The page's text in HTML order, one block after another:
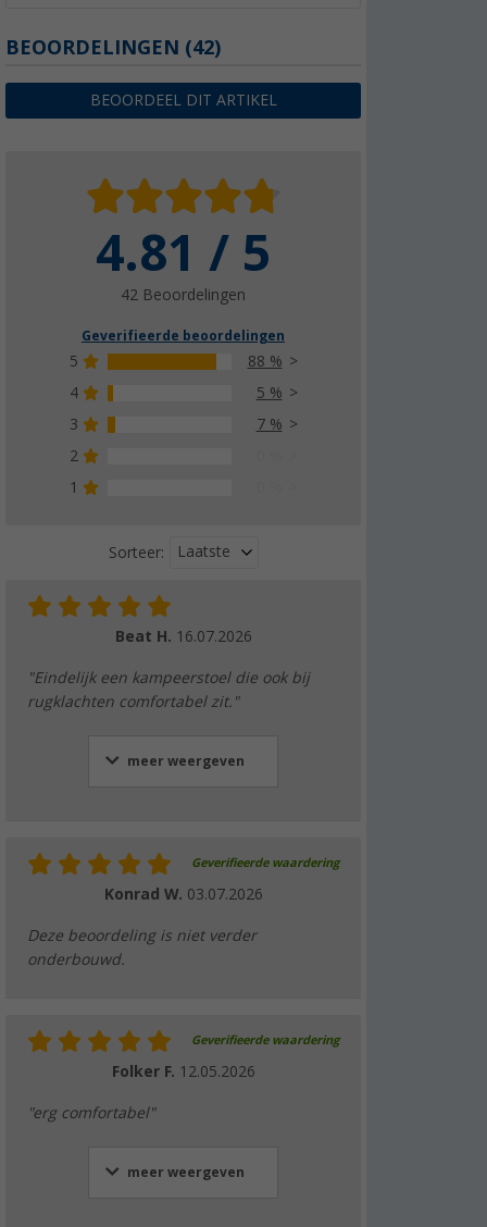
BEOORDELINGEN (42)
BEOORDEEL DIT ARTIKEL
4.81 / 5
42 Beoordelingen
Geverifieerde beoordelingen
5
88 %
4
5 %
3
7 %
2
1
Sorteer: Laatste
Beat H. 16.07.2026
"Eindelijk een kampeerstoel die ook bij
rugklachten comfortabel zit."
meer weergeven
Geverifieerde waardering
Konrad W. 03.07.2026
Deze beoordeling is niet verder
onderbouwd.
Geverifieerde waardering
Folker F. 12.05.2026
"erg comfortabel"
meer weergeven